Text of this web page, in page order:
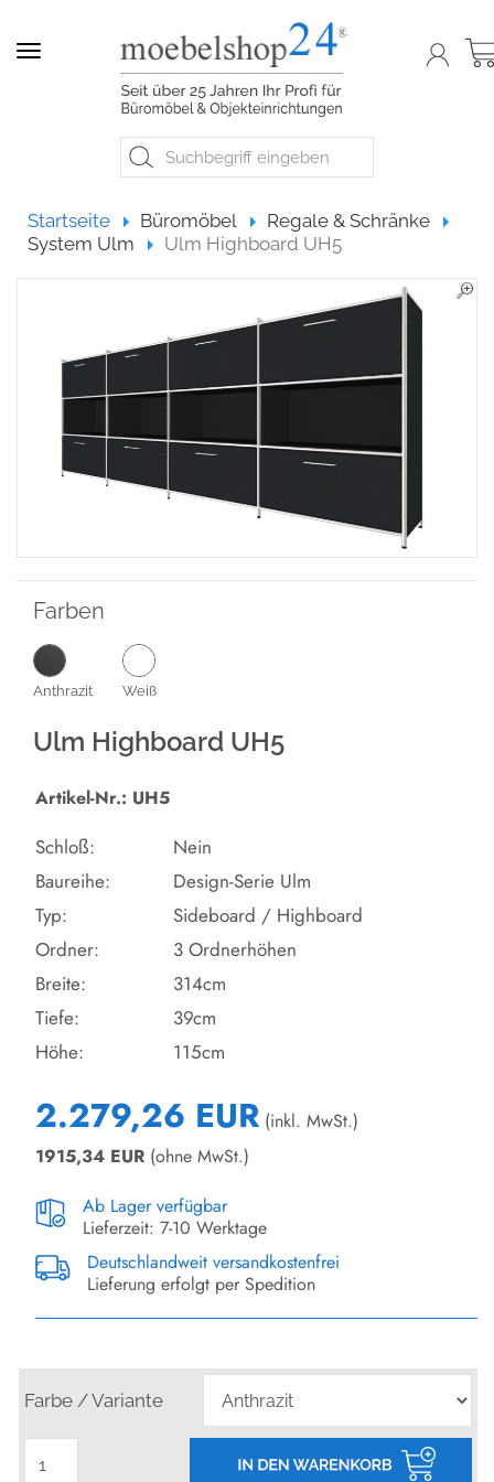
Navigation
StartseiteStartseite
Büromöbel
Regale & Schränke
System Ulm
Ulm Highboard UH5
Farben
Anthrazit Weiß
Ulm Highboard UH5
Artikel-Nr.: UH5
Schloß:
Nein
Baureihe:
Design-Serie Ulm
Typ:
Sideboard / Highboard
Ordner:
3 Ordnerhöhen
Breite:
314cm
Tiefe:
39cm
Höhe:
115cm
2.279,26 EUR (inkl. MwSt.)
1915,34 EUR (ohne MwSt.)
Ab Lager verfügbar
Lieferzeit: 7-10 Werktage
Deutschlandweit versandkostenfrei
Lieferung erfolgt per Spedition
Farbe / Variante